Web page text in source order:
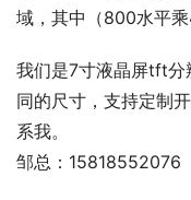
域，其中（800水平乘
我们是7寸液晶屏tft
同的尺寸，支持定制
系我。
邹总：15818552076